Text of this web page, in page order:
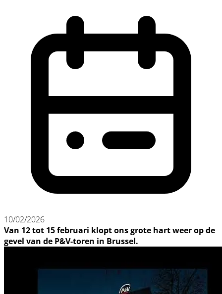
10/02/2026
Van 12 tot 15 februari klopt ons grote hart weer op de
gevel van de P&V-toren in Brussel.